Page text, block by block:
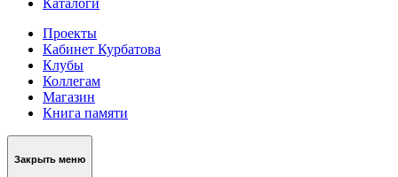
Каталоги
Проекты
Кабинет Курбатова
Клубы
Коллегам
Магазин
Книга памяти
Закрыть меню